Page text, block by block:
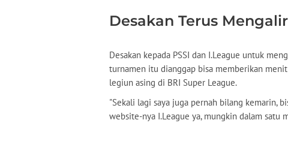
Desakan Terus Mengalir
Desakan kepada PSSI dan I.League untuk
turnamen itu dianggap bisa memberikan
legiun asing di BRI Super League.
"Sekali lagi saya juga pernah bilang kemarin,
website-nya I.League ya, mungkin dalam satu